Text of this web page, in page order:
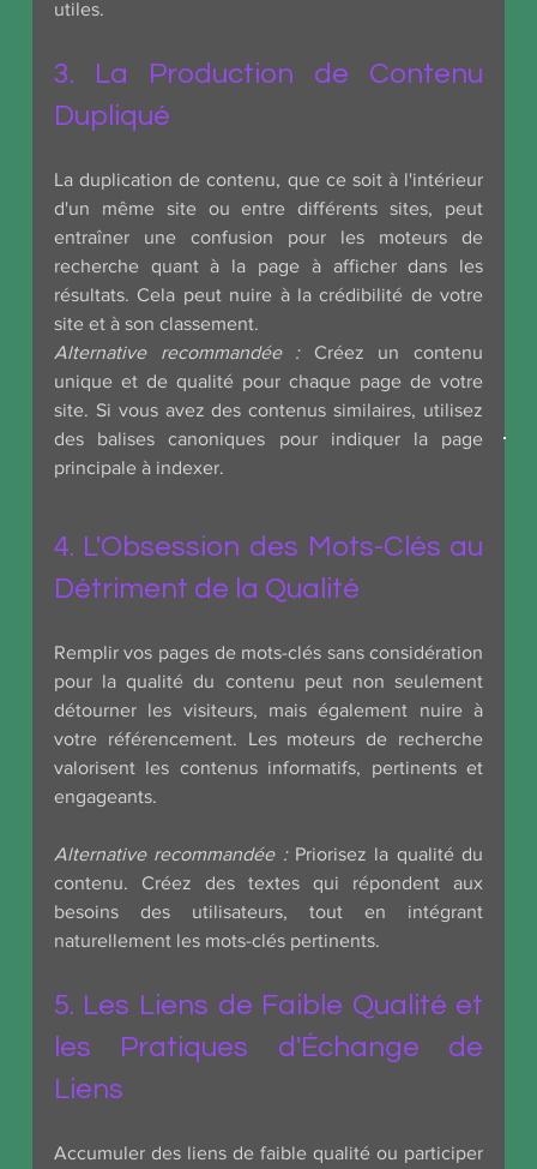
utiles.
3. La Production de Contenu
Dupliqué
La duplication de contenu, que ce soit à l'intérieur
d'un même site ou entre différents sites, peut
entraîner une confusion pour les moteurs de
recherche quant à la page à afficher dans les
résultats. Cela peut nuire à la crédibilité de votre
site et à son classement.
Alternative recommandée : Créez un contenu
unique et de qualité pour chaque page de votre
site. Si vous avez des contenus similaires, utilisez
des balises canoniques pour indiquer la page
principale à indexer.
4. L'Obsession des Mots-Clés au
Détriment de la Qualité
Remplir vos pages de mots-clés sans considération
pour la qualité du contenu peut non seulement
détourner les visiteurs, mais également nuire à
votre référencement. Les moteurs de recherche
valorisent les contenus informatifs, pertinents et
engageants.
Alternative recommandée : Priorisez la qualité du
contenu. Créez des textes qui répondent aux
besoins des utilisateurs, tout en intégrant
naturellement les mots-clés pertinents.
5. Les Liens de Faible Qualité et
les Pratiques d'Échange de
Liens
Accumuler des liens de faible qualité ou participer